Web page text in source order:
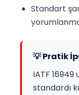
Standart
💡 Pratik
IATF
standardı